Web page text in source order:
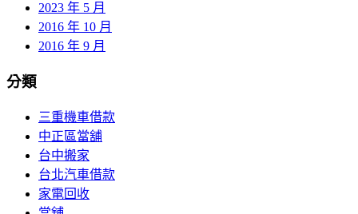
2023 年 5 月
2016 年 10 月
2016 年 9 月
分類
三重機車借款
中正區當舖
台中搬家
台北汽車借款
家電回收